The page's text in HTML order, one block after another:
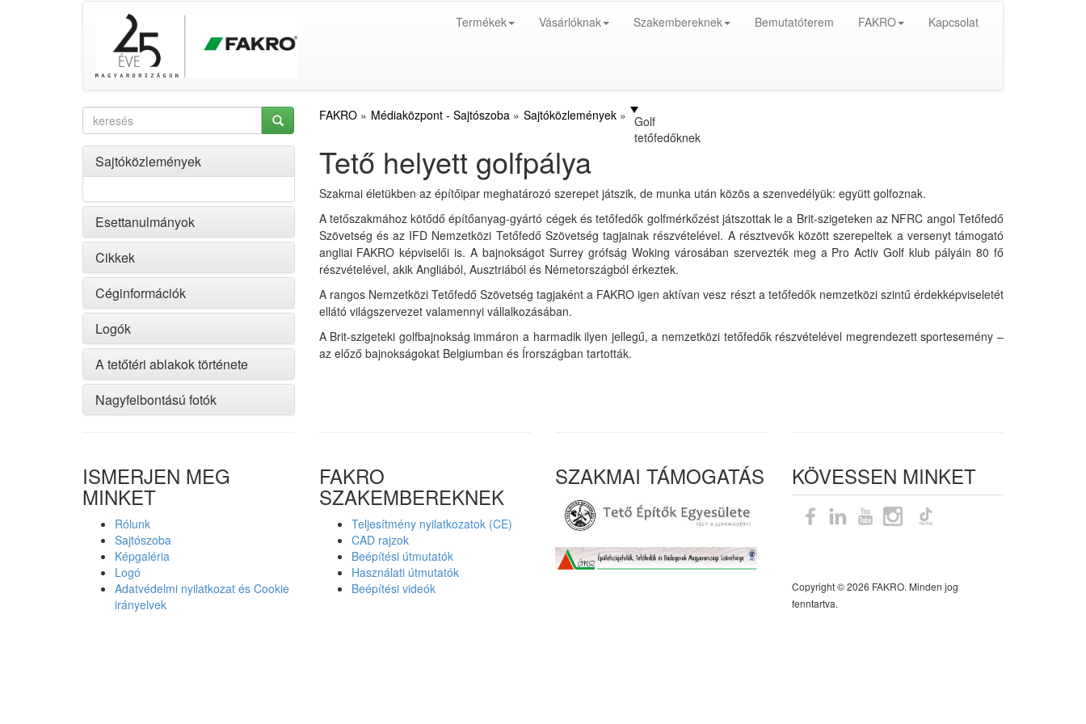
Termékek Vásárlóknak Szakembereknek Bemutatóterem FAKRO Kapcsolat
FAKRO Médiaközpont - Sajtószoba Sajtóközlemények
Golf
tetőfedőknek
Sajtóközlemények
Esettanulmányok
Cikkek
Céginformációk
Logók
A tetőtéri ablakok története
Nagyfelbontású fotók
Tető helyett golfpálya
Szakmai életükben az építőipar meghatározó szerepet játszik, de munka után közös a szenvedélyük: együtt golfoznak.
A tetőszakmához kötődő építőanyag-gyártó cégek és tetőfedők golfmérkőzést játszottak le a Brit-szigeteken az NFRC angol Tetőfedő
Szövetség és az IFD Nemzetközi Tetőfedő Szövetség tagjainak részvételével. A résztvevők között szerepeltek a versenyt támogató
angliai FAKRO képviselői is. A bajnokságot Surrey grófság Woking városában szervezték meg a Pro Activ Golf klub pályáin 80 fő
részvételével, akik Angliából, Ausztriából és Németországból érkeztek.
A rangos Nemzetközi Tetőfedő Szövetség tagjaként a FAKRO igen aktívan vesz részt a tetőfedők nemzetközi szintű érdekképviseletét
ellátó világszervezet valamennyi vállalkozásában.
A Brit-szigeteki golfbajnokság immáron a harmadik ilyen jellegű, a nemzetközi tetőfedők részvételével megrendezett sportesemény –
az előző bajnokságokat Belgiumban és Írországban tartották.
ISMERJEN MEG
MINKET
Rólunk
Sajtószoba
Képgaléria
Logó
Adatvédelmi nyilatkozat és Cookie
irányelvek
FAKRO
SZAKEMBEREKNEK
Teljesítmény nyilatkozatok (CE)
CAD rajzok
Beépítési útmutatók
Használati útmutatók
Beépítési videók
SZAKMAI TÁMOGATÁS KÖVESSEN MINKET
Copyright © 2026 FAKRO. Minden jog
fenntartva.